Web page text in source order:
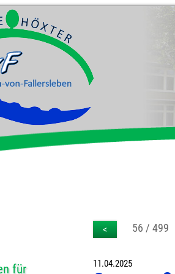
für
< 56 / 499
11.04.2025